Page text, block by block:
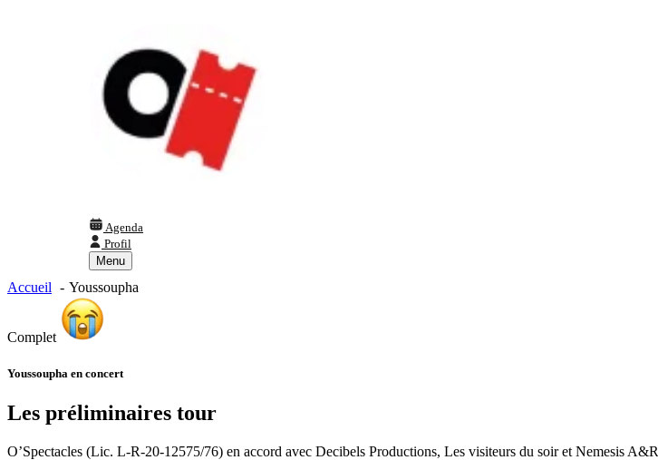
Agenda
Profil
Menu
Accueil Youssoupha
Complet
Youssoupha en concert
Les préliminaires tour
O’Spectacles (Lic. L-R-20-12575/76) en accord avec Decibels Productions, Les visiteurs du soir et Nemesis A&R